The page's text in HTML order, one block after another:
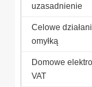
uzasadnienie
Celowe
omyłką
Domowe
VAT